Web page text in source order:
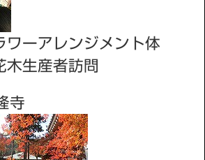
レンジメント体
者訪問
寺